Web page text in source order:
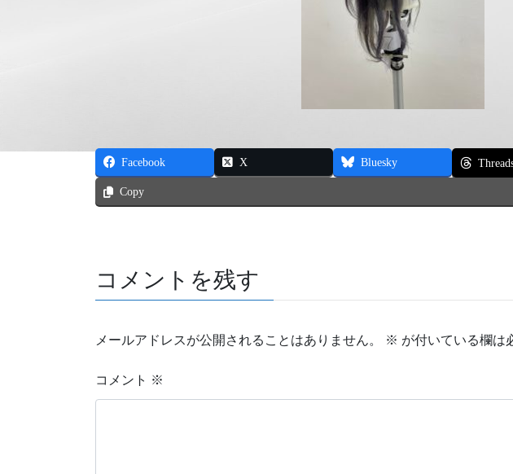
Facebook X Bluesky
Copy
コメントを残す
メールアドレスが公開されることはありません。 ※ が付いている欄は
コメント ※